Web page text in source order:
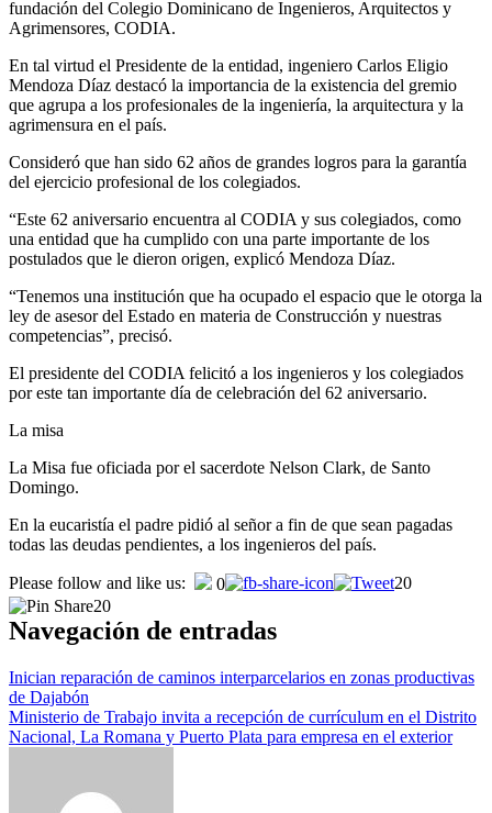
fundación del Colegio Dominicano de Ingenieros, Arquitectos y
Agrimensores, CODIA.
En tal virtud el Presidente de la entidad, ingeniero Carlos Eligio
Mendoza Díaz destacó la importancia de la existencia del gremio
que agrupa a los profesionales de la ingeniería, la arquitectura y la
agrimensura en el país.
Consideró que han sido 62 años de grandes logros para la garantía
del ejercicio profesional de los colegiados.
“Este 62 aniversario encuentra al CODIA y sus colegiados, como
una entidad que ha cumplido con una parte importante de los
postulados que le dieron origen, explicó Mendoza Díaz.
“Tenemos una institución que ha ocupado el espacio que le otorga la
ley de asesor del Estado en materia de Construcción y nuestras
competencias”, precisó.
El presidente del CODIA felicitó a los ingenieros y los colegiados
por este tan importante día de celebración del 62 aniversario.
La misa
La Misa fue oficiada por el sacerdote Nelson Clark, de Santo
Domingo.
En la eucaristía el padre pidió al señor a fin de que sean pagadas
todas las deudas pendientes, a los ingenieros del país.
Please follow and like us: 0
20
20
Navegación de entradas
Inician reparación de caminos interparcelarios en zonas productivas
de Dajabón
Ministerio de Trabajo invita a recepción de currículum en el Distrito
Nacional, La Romana y Puerto Plata para empresa en el exterior